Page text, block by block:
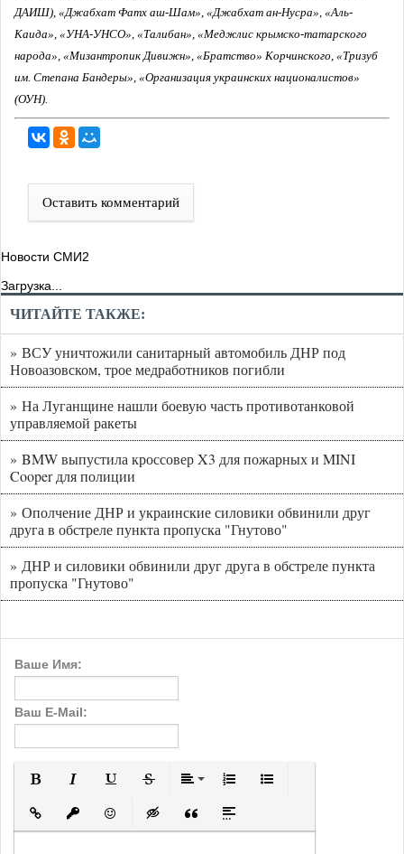
ДАИШ), «Джабхат Фатх аш-Шам», «Джабхат ан-Нусра», «Аль-
Каида», «УНА-УНСО», «Талибан», «Меджлис крымско-татарского
народа», «Мизантропик Дивижн», «Братство» Корчинского, «Тризуб
им. Степана Бандеры», «Организация украинских националистов»
(ОУН).
Оставить комментарий
Новости СМИ2
Загрузка...
ЧИТАЙТЕ ТАКЖЕ:
» ВСУ уничтожили санитарный автомобиль ДНР под
Новоазовском, трое медработников погибли
» На Луганщине нашли боевую часть противотанковой
управляемой ракеты
» BMW выпустила кроссовер X3 для пожарных и MINI
Cooper для полиции
» Ополчение ДНР и украинские силовики обвинили друг
друга в обстреле пункта пропуска "Гнутово"
» ДНР и силовики обвинили друг друга в обстреле пункта
пропуска "Гнутово"
Ваше Имя:
Ваш E-Mail:
Подчеркнутый
Вставить ссылку
Вставить защищенную ссылку
Вставить смайлик
Вставка скрытого текста
Вставка цитаты
Вставка спойлера